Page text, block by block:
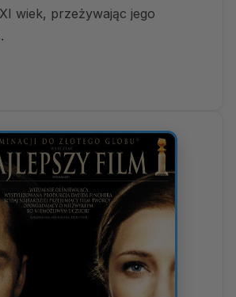
wiek, przeżywając jego